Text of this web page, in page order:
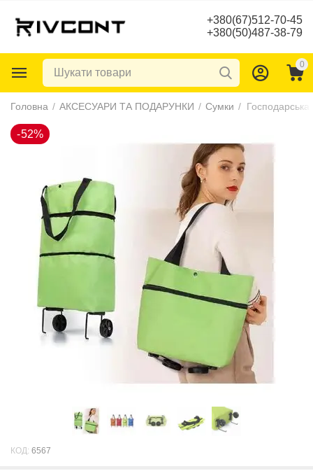
+380(67)512-70-45
+380(50)487-38-79
0
Головна / АКСЕСУАРИ ТА ПОДАРУНКИ / Сумки /
КОД: 6567